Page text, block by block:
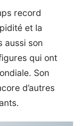
record
et la
aussi son
qui ont
Son
d’autres